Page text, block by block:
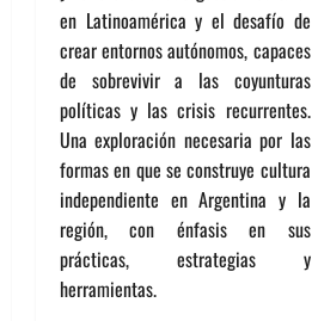
en Latinoamérica y el desafío de
crear entornos autónomos, capaces
de sobrevivir a las coyunturas
políticas y las crisis recurrentes.
Una exploración necesaria por las
formas en que se construye cultura
independiente en Argentina y la
región, con énfasis en sus
prácticas, estrategias y
herramientas.